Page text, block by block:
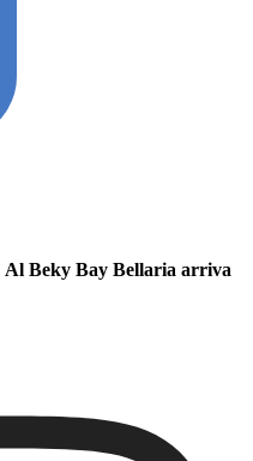
Al Beky Bay Bellaria arriva